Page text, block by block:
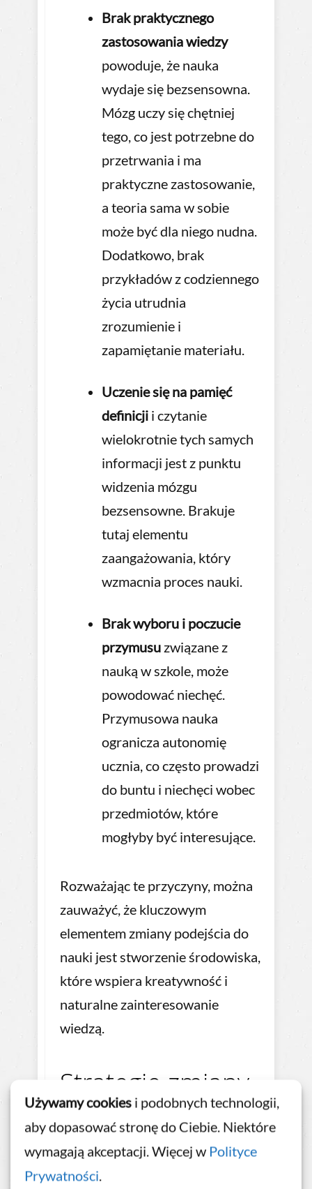
Używamy cookies i podobnych technologii,
aby dopasować stronę do Ciebie. Niektóre
wymagają akceptacji. Więcej w Polityce
Prywatności.
Brak praktycznego
zastosowania wiedzy
powoduje, że nauka
wydaje się bezsensowna.
Mózg uczy się chętniej
tego, co jest potrzebne do
przetrwania i ma
praktyczne zastosowanie,
a teoria sama w sobie
może być dla niego nudna.
Dodatkowo, brak
przykładów z codziennego
życia utrudnia
zrozumienie i
zapamiętanie materiału.
Uczenie się na pamięć
definicji i czytanie
wielokrotnie tych samych
informacji jest z punktu
widzenia mózgu
bezsensowne. Brakuje
tutaj elementu
zaangażowania, który
wzmacnia proces nauki.
Brak wyboru i poczucie
przymusu związane z
nauką w szkole, może
powodować niechęć.
Przymusowa nauka
ogranicza autonomię
ucznia, co często prowadzi
do buntu i niechęci wobec
przedmiotów, które
mogłyby być interesujące.
Rozważając te przyczyny, można
zauważyć, że kluczowym
elementem zmiany podejścia do
nauki jest stworzenie środowiska,
które wspiera kreatywność i
naturalne zainteresowanie
wiedzą.
Strategie zmiany
nastawienia
Zmiana przestrzeni